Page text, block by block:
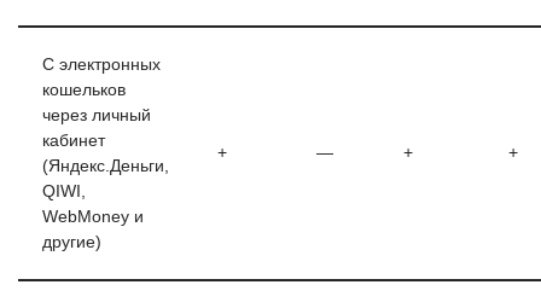
С электронных
кошельков
через личный
кабинет
(Яндекс.Деньги,
QIWI,
WebMoney и
другие)
+ — + +